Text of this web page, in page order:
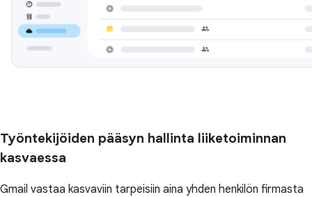
Työntekijöiden pääsyn hallinta liiketoiminnan
kasvaessa
Gmail vastaa kasvaviin tarpeisiin aina yhden henkilön firmasta